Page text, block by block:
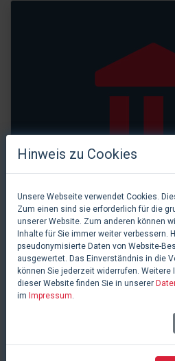
Wiener Neustadt, Österreich
Hinweis zu Cookies
Unsere Webseite verwendet Cookies.
Zum einen sind sie erforderlich für die
unserer Website. Zum anderen können
Inhalte für Sie immer weiter verbessern.
pseudonymisierte Daten von Website-
ausgewertet. Das Einverständnis in die
können Sie jederzeit widerrufen.
dieser Website finden Sie in unserer
im Impressum